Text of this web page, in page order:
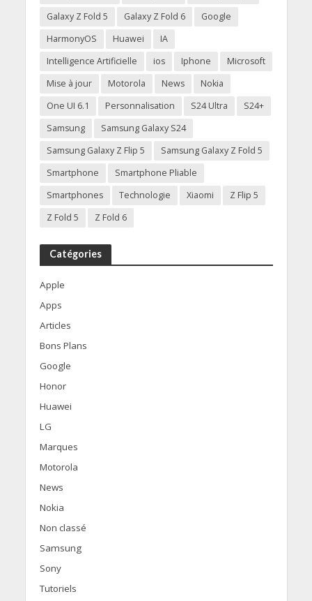
Galaxy Z Fold 5
Galaxy Z Fold 6
Google
HarmonyOS
Huawei
IA
Intelligence Artificielle
ios Iphone
Microsoft
Mise à jour
Motorola News
Nokia
One UI 6.1
Personnalisation S24 Ultra
S24+
Samsung
Samsung Galaxy S24
Samsung Galaxy Z Flip 5
Samsung Galaxy Z Fold 5
Smartphone
Smartphone Pliable
Smartphones
Technologie Xiaomi
Z Flip 5
Z Fold 5
Z Fold 6
Catégories
Apple
Apps
Articles
Bons Plans
Google
Honor
Huawei
LG
Marques
Motorola
News
Nokia
Non classé
Samsung
Sony
Tutoriels